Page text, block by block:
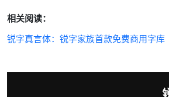
相关阅读：
锐字真言体：锐字家族首款免费商用字库